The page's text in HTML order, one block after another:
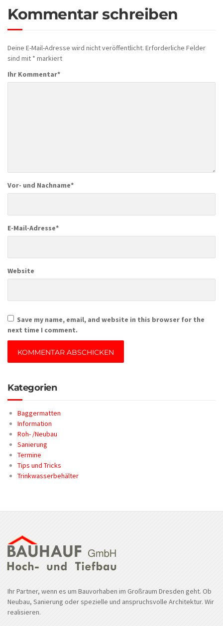
Kommentar schreiben
Deine E-Mail-Adresse wird nicht veröffentlicht. Erforderliche Felder
sind mit * markiert
Ihr Kommentar*
Vor- und Nachname*
E-Mail-Adresse*
Website
Save my name, email, and website in this browser for the
next time I comment.
Kategorien
Baggermatten
Information
Roh- /Neubau
Sanierung
Termine
Tips und Tricks
Trinkwasserbehälter
Ihr Partner, wenn es um Bauvorhaben im Großraum Dresden geht. Ob
Neubau, Sanierung oder spezielle und anspruchsvolle Architektur. Wir
realisieren.